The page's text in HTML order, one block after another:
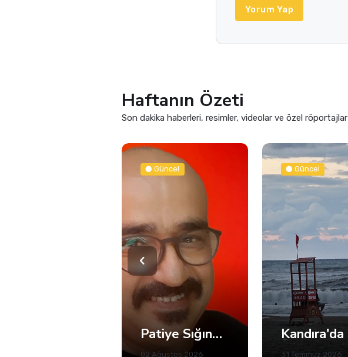
Yorum Yap
Haftanın Özeti
Son dakika haberleri, resimler, videolar ve özel röportajlar
Güncel
Kandıra'da Denize Girişlere Kısıtlama! Sadece 5 Plaj Açık
31 Temmuz 2026
Spor
05 Ağustos 2026